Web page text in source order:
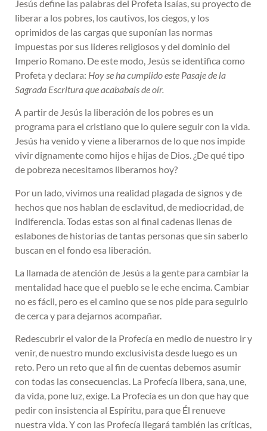
Jesús define las palabras del Profeta Isaías, su proyecto de
liberar a los pobres, los cautivos, los ciegos, y los
oprimidos de las cargas que suponían las normas
impuestas por sus lideres religiosos y del dominio del
Imperio Romano. De este modo, Jesús se identifica como
Profeta y declara: Hoy se ha cumplido este Pasaje de la
Sagrada Escritura que acababais de oír.
A partir de Jesús la liberación de los pobres es un
programa para el cristiano que lo quiere seguir con la vida.
Jesús ha venido y viene a liberarnos de lo que nos impide
vivir dignamente como hijos e hijas de Dios. ¿De qué tipo
de pobreza necesitamos liberarnos hoy?
Por un lado, vivimos una realidad plagada de signos y de
hechos que nos hablan de esclavitud, de mediocridad, de
indiferencia. Todas estas son al final cadenas llenas de
eslabones de historias de tantas personas que sin saberlo
buscan en el fondo esa liberación.
La llamada de atención de Jesús a la gente para cambiar la
mentalidad hace que el pueblo se le eche encima. Cambiar
no es fácil, pero es el camino que se nos pide para seguirlo
de cerca y para dejarnos acompañar.
Redescubrir el valor de la Profecía en medio de nuestro ir y
venir, de nuestro mundo exclusivista desde luego es un
reto. Pero un reto que al fin de cuentas debemos asumir
con todas las consecuencias. La Profecía libera, sana, une,
da vida, pone luz, exige. La Profecía es un don que hay que
pedir con insistencia al Espíritu, para que Él renueve
nuestra vida. Y con las Profecía llegará también las críticas,